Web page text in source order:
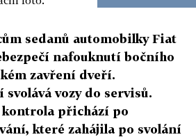
sedanů automobilky Fiat
nafouknutí bočního
zavření dveří.
vozy do servisů.
kontrola přichází po
které zahájila po svolání